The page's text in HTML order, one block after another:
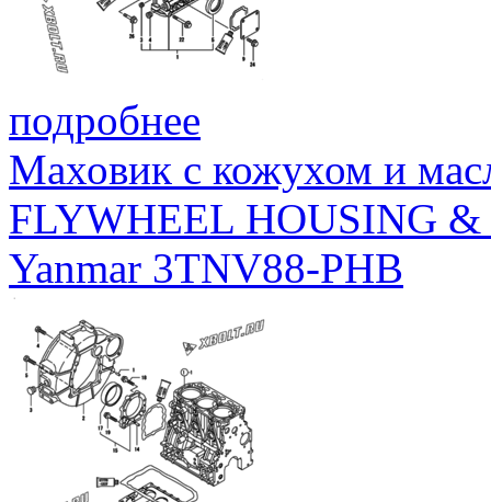
подробнее
Маховик с кожухом и
FLYWHEEL HOUSING
Yanmar 3TNV88-PHB